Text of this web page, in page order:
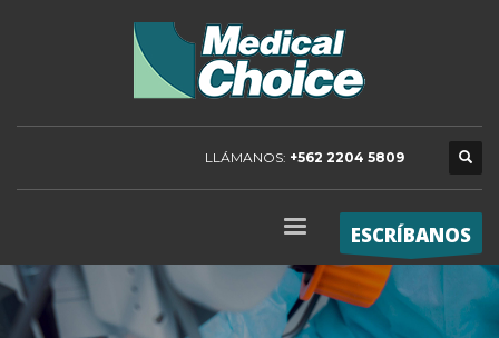
LLÁMANOS: +562 2204 5809
ESCRÍBANOS